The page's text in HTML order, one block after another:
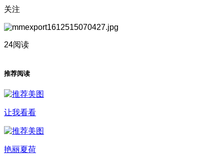
关注
24阅读
推荐阅读
让我看看
艳丽夏荷